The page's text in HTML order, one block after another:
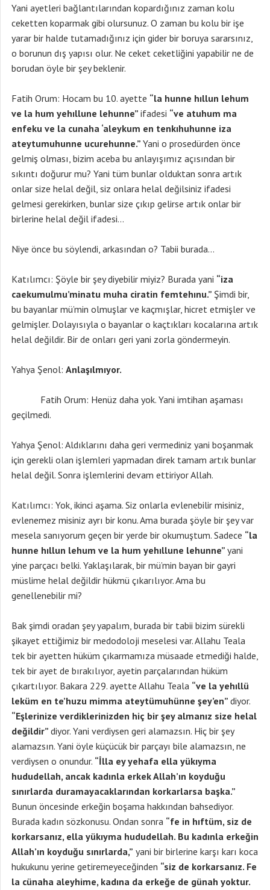
Yani ayetleri bağlantılarından kopardığınız zaman kolu
ceketten koparmak gibi olursunuz. O zaman bu kolu bir işe
yarar bir halde tutamadığınız için gider bir boruya sararsınız,
o borunun dış yapısı olur. Ne ceket ceketliğini yapabilir ne de
borudan öyle bir şey beklenir.
Fatih Orum: Hocam bu 10. ayette “la hunne hıllun lehum
ve la hum yehıllune lehunne” ifadesi “ve atuhum ma
enfeku ve la cunaha ‘aleykum en tenkıhuhunne iza
ateytumuhunne ucurehunne.” Yani o prosedürden önce
gelmiş olması, bizim aceba bu anlayışımız açısından bir
sıkıntı doğurur mu? Yani tüm bunlar olduktan sonra artık
onlar size helal değil, siz onlara helal değilsiniz ifadesi
gelmesi gerekirken, bunlar size çıkıp gelirse artık onlar bir
birlerine helal değil ifadesi…
Niye önce bu söylendi, arkasından o? Tabii burada…
Katılımcı: Şöyle bir şey diyebilir miyiz? Burada yani “iza
caekumulmu’minatu muha ciratin femtehınu.” Şimdi bir,
bu bayanlar mü’min olmuşlar ve kaçmışlar, hicret etmişler ve
gelmişler. Dolayısıyla o bayanlar o kaçtıkları kocalarına artık
helal değildir. Bir de onları geri yani zorla göndermeyin.
Yahya Şenol: Anlaşılmıyor.
Fatih Orum: Henüz daha yok. Yani imtihan aşaması
geçilmedi.
Yahya Şenol: Aldıklarını daha geri vermediniz yani boşanmak
için gerekli olan işlemleri yapmadan direk tamam artık bunlar
helal değil. Sonra işlemlerini devam ettiriyor Allah.
Katılımcı: Yok, ikinci aşama. Siz onlarla evlenebilir misiniz,
evlenemez misiniz ayrı bir konu. Ama burada şöyle bir şey var
mesela sanıyorum geçen bir yerde bir okumuştum. Sadece “la
hunne hıllun lehum ve la hum yehıllune lehunne” yani
yine parçacı belki. Yaklaşılarak, bir mü’min bayan bir gayri
müslime helal değildir hükmü çıkarılıyor. Ama bu
genellenebilir mi?
Bak şimdi oradan şey yapalım, burada bir tabii bizim sürekli
şikayet ettiğimiz bir medodoloji meselesi var. Allahu Teala
tek bir ayetten hüküm çıkarmamıza müsaade etmediği halde,
tek bir ayet de bırakılıyor, ayetin parçalarından hüküm
çıkartılıyor. Bakara 229. ayette Allahu Teala “ve la yehıllü
leküm en te’huzu mimma ateytümuhünne şey’en” diyor.
“Eşlerinize verdiklerinizden hiç bir şey almanız size helal
değildir” diyor. Yani verdiysen geri alamazsın. Hiç bir şey
alamazsın. Yani öyle küçücük bir parçayı bile alamazsın, ne
verdiysen o onundur. “İlla ey yehafa ella yükıyma
hududellah, ancak kadınla erkek Allah’ın koyduğu
sınırlarda duramayacaklarından korkarlarsa başka.”
Bunun öncesinde erkeğin boşama hakkından bahsediyor.
Burada kadın sözkonusu. Ondan sonra “fe in hıftüm, siz de
korkarsanız, ella yükıyma hududellah. Bu kadınla erkeğin
Allah’ın koyduğu sınırlarda,” yani bir birlerine karşı karı koca
hukukunu yerine getiremeyeceğinden “siz de korkarsanız. Fe
la cünaha aleyhime, kadına da erkeğe de günah yoktur.